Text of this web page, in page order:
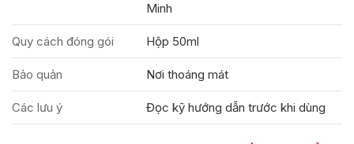
Minh
Quy cách đóng gói Hộp 50ml
Bảo quản Nơi thoáng mát
Các lưu ý Đọc kỹ hướng dẫn trước khi dùng